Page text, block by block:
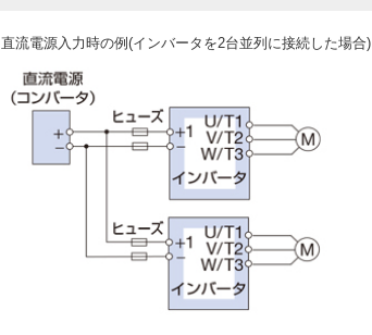
直流電源入力時の例(インバータを2台並列に接続した場合)